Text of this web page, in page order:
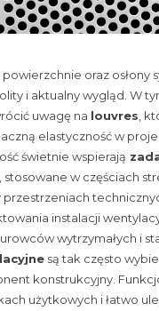
oraz osłony
i aktualny wygląd. W
uwagę na louvres ,
elastyczność w
świetnie wspierają
, stosowane w częściach
przestrzeniach
instalacji
wytrzymałych i
są tak często
konstrukcyjny.
użytkowych i łatwo